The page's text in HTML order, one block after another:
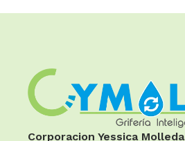
Corporacion Yessica Molleda